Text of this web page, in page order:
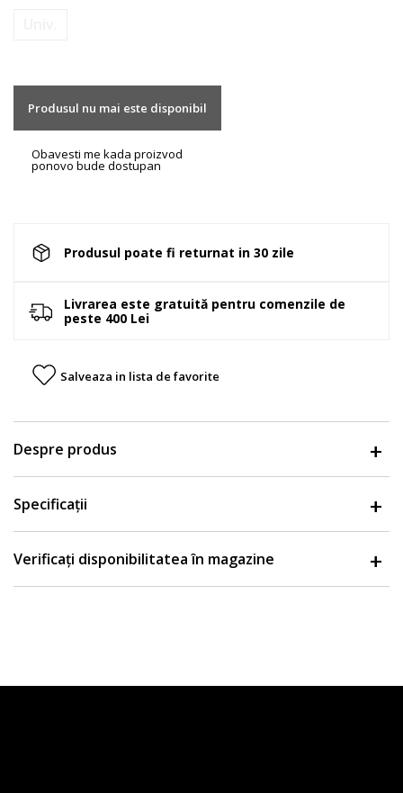
Produsul nu mai este disponibil
Obavesti me kada proizvod
ponovo bude dostupan
Produsul poate fi returnat in 30 zile
Livrarea este gratuită pentru comenzile de
peste 400 Lei
Salveaza in lista de favorite
Despre produs
Specificații
Verificați disponibilitatea în magazine